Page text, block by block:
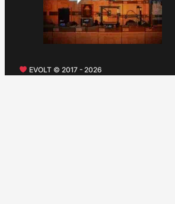
EVOLT © 2017 - 2026